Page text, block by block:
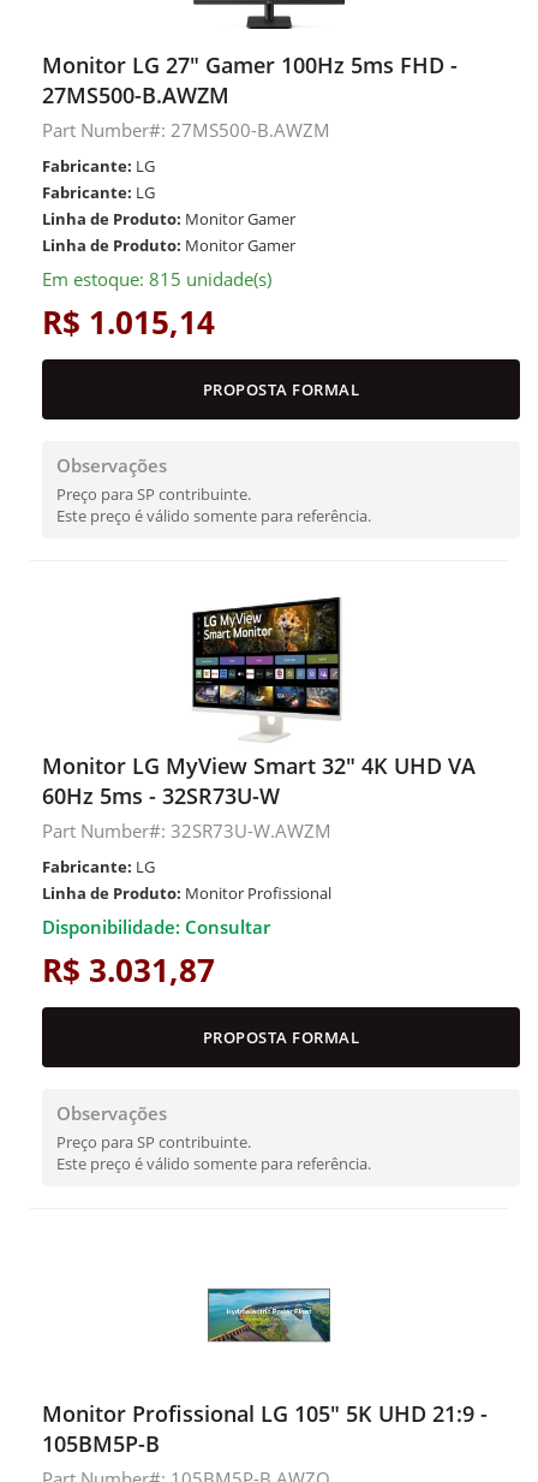
Monitor LG 27" Gamer 100Hz 5ms FHD -
27MS500-B.AWZM
Part Number#: 27MS500-B.AWZM
Fabricante: LG
Fabricante: LG
Linha de Produto: Monitor Gamer
Linha de Produto: Monitor Gamer
Em estoque: 815 unidade(s)
R$ 1.015,14
PROPOSTA FORMAL
Observações
Preço para SP contribuinte.
Este preço é válido somente para referência.
Monitor LG MyView Smart 32" 4K UHD VA
60Hz 5ms - 32SR73U-W
Part Number#: 32SR73U-W.AWZM
Fabricante: LG
Linha de Produto: Monitor Profissional
Disponibilidade: Consultar
R$ 3.031,87
PROPOSTA FORMAL
Observações
Preço para SP contribuinte.
Este preço é válido somente para referência.
Monitor Profissional LG 105" 5K UHD 21:9 -
105BM5P-B